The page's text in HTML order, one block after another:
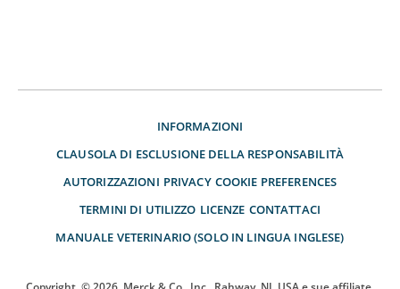
INFORMAZIONI
CLAUSOLA DI ESCLUSIONE DELLA RESPONSABILITÀ
AUTORIZZAZIONI PRIVACY COOKIE PREFERENCES
TERMINI DI UTILIZZO LICENZE CONTATTACI
MANUALE VETERINARIO (SOLO IN LINGUA INGLESE)